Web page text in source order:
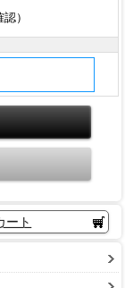
認）
ート